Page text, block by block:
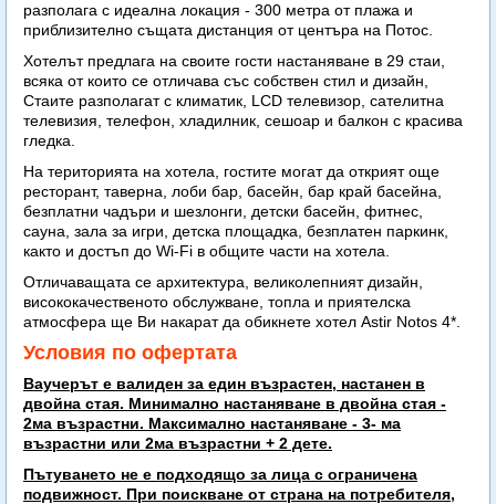
разполага с идеална локация - 300 метра от плажа и
приблизително същата дистанция от центъра на Потос.
Хотелът предлага на своите гости настаняване в 29 стаи,
всяка от които се отличава със собствен стил и дизайн,
Стаите разполагат с климатик, LCD телевизор, сателитна
телевизия, телефон, хладилник, сешоар и балкон с красива
гледка.
На територията на хотела, гостите могат да открият още
ресторант, таверна, лоби бар, басейн, бар край басейна,
безплатни чадъри и шезлонги, детски басейн, фитнес,
сауна, зала за игри, детска площадка, безплатен паркинк,
както и достъп до Wi-Fi в общите части на хотела.
Отличаващата се архитектура, великолепният дизайн,
висококачественото обслужване, топла и приятелска
атмосфера ще Ви накарат да обикнете хотел Astir Notos 4*.
Условия по офертата
Ваучерът е валиден за един възрастен, настанен в
двойна стая. Минимално настаняване в двойна стая -
2ма възрастни. Максимално настаняване - 3- ма
възрастни или 2ма възрастни + 2 дете.
Пътуването не е подходящо за лица с ограничена
подвижност. При поискване от страна на потребителя,